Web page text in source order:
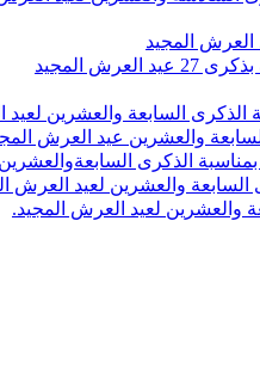
المجيد
السابعة والعشرين لعيد
والعشرين عيد العرش
الذكرى
والعشرين لعيد العرش
والعشرين لعيد العرش المجيد.